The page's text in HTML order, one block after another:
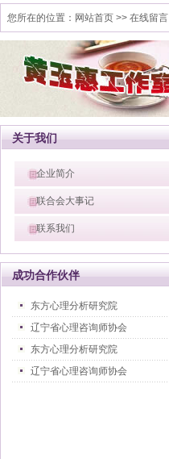
您所在的位置： 网站首页 >> 在线留言
关于我们
企业简介
联合会大事记
联系我们
成功合作伙伴
东方心理分析研究院
辽宁省心理咨询师协会
东方心理分析研究院
辽宁省心理咨询师协会